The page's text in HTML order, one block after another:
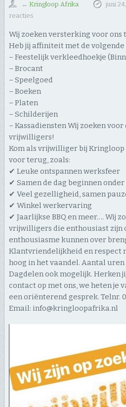
↔ Kringloop Afrika juni
reacties
Wij zoeken versterking voor ons
Heb jij affiniteit met de volgende
– Feestelijk verkleedhoekje
– Brocant
– Speelgoed
– Boeken
– Platen
– Schilderijen
– Kassadiensten Wij zoeken
vrijwilligers!
Kom als vrijwilliger bij
voor terug, zoals:
✔ Leuke ontspannen werksfeer
✔ Samen de dag beginnen
✔ Veel gezelligheid, samen
✔ Winkel werkervaring
✔ Jaarlijkse BBQ en meer…. Wij
vrijwilligers die enthousiast zijn
enthousiasme kunnen over
Klantvriendelijkheid en respect
hoog in het vaandel. Aantal
Dagdelen ook mogelijk. Herken
contact op met ons, we heten je
een oriënterend gesprek. Telnr.
Email: info@kringloopafrika.nl